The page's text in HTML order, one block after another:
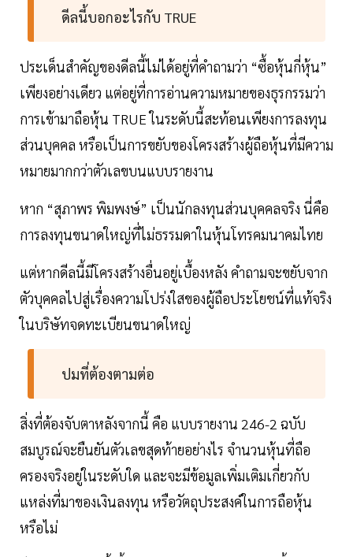
ดีลนี้บอกอะไรกับ TRUE
ประเด็นสำคัญของดีลนี้ไม่ได้อยู่ที่คำถามว่า “ซื้อหุ้นกี่หุ้น”
เพียงอย่างเดียว แต่อยู่ที่การอ่านความหมายของธุรกรรมว่า
การเข้ามาถือหุ้น TRUE ในระดับนี้สะท้อนเพียงการลงทุน
ส่วนบุคคล หรือเป็นการขยับของโครงสร้างผู้ถือหุ้นที่มีความ
หมายมากกว่าตัวเลขบนแบบรายงาน
หาก “สุภาพร พิมพงษ์” เป็นนักลงทุนส่วนบุคคลจริง นี่คือ
การลงทุนขนาดใหญ่ที่ไม่ธรรมดาในหุ้นโทรคมนาคมไทย
แต่หากดีลนี้มีโครงสร้างอื่นอยู่เบื้องหลัง คำถามจะขยับจาก
ตัวบุคคลไปสู่เรื่องความโปร่งใสของผู้ถือประโยชน์ที่แท้จริง
ในบริษัทจดทะเบียนขนาดใหญ่
ปมที่ต้องตามต่อ
สิ่งที่ต้องจับตาหลังจากนี้ คือ แบบรายงาน 246-2 ฉบับ
สมบูรณ์จะยืนยันตัวเลขสุดท้ายอย่างไร จำนวนหุ้นที่ถือ
ครองจริงอยู่ในระดับใด และจะมีข้อมูลเพิ่มเติมเกี่ยวกับ
แหล่งที่มาของเงินลงทุน หรือวัตถุประสงค์ในการถือหุ้น
หรือไม่